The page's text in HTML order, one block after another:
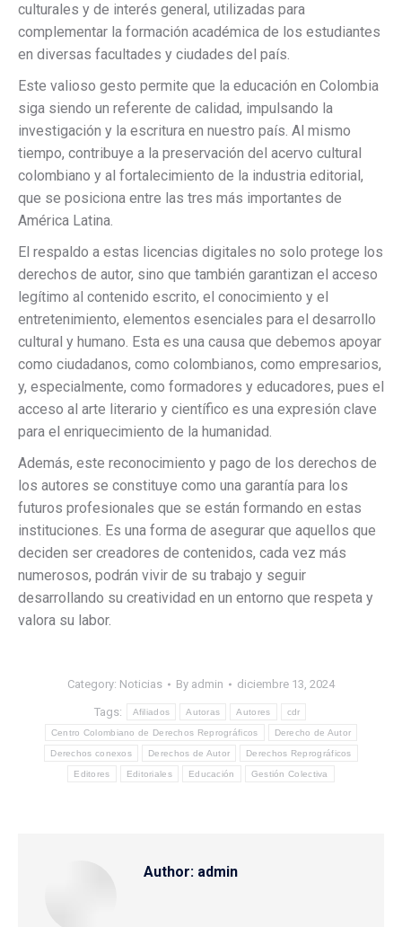
culturales y de interés general, utilizadas para
complementar la formación académica de los estudiantes
en diversas facultades y ciudades del país.
Este valioso gesto permite que la educación en Colombia
siga siendo un referente de calidad, impulsando la
investigación y la escritura en nuestro país. Al mismo
tiempo, contribuye a la preservación del acervo cultural
colombiano y al fortalecimiento de la industria editorial,
que se posiciona entre las tres más importantes de
América Latina.
El respaldo a estas licencias digitales no solo protege los
derechos de autor, sino que también garantizan el acceso
legítimo al contenido escrito, el conocimiento y el
entretenimiento, elementos esenciales para el desarrollo
cultural y humano. Esta es una causa que debemos apoyar
como ciudadanos, como colombianos, como empresarios,
y, especialmente, como formadores y educadores, pues el
acceso al arte literario y científico es una expresión clave
para el enriquecimiento de la humanidad.
Además, este reconocimiento y pago de los derechos de
los autores se constituye como una garantía para los
futuros profesionales que se están formando en estas
instituciones. Es una forma de asegurar que aquellos que
deciden ser creadores de contenidos, cada vez más
numerosos, podrán vivir de su trabajo y seguir
desarrollando su creatividad en un entorno que respeta y
valora su labor.
Category: Noticias By admin diciembre 13, 2024
Tags: Afiliados Autoras Autores cdr
Centro Colombiano de Derechos Reprográficos Derecho de Autor
Derechos conexos Derechos de Autor Derechos Reprográficos
Editores Editoriales Educación Gestión Colectiva
Author: admin